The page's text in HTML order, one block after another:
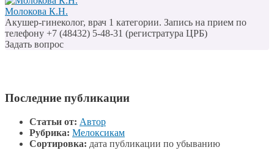
Молокова К.Н.
Акушер-гинеколог, врач 1 категории. Запись на прием по
телефону +7 (48432) 5-48-31 (регистратура ЦРБ)
Задать вопрос
Последние публикации
Статьи от: Автор
Рубрика: Мелоксикам
Сортировка: дата публикации по убыванию